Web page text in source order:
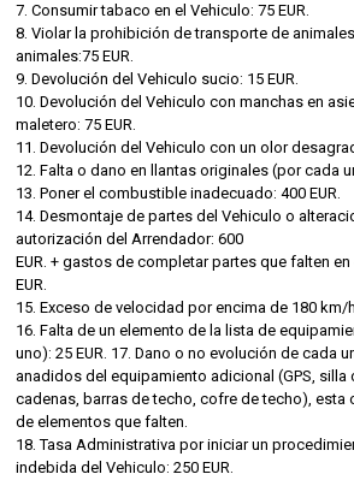
7. Consumir tabaco en el Vehiculo: 75 EUR.
8. Violar la prohibición de transporte de
animales:75 EUR.
9. Devolución del Vehiculo sucio: 15 EUR.
10. Devolución del Vehiculo con manchas en
maletero: 75 EUR.
11. Devolución del Vehiculo con un olor
12. Falta o dano en llantas originales (por cada
13. Poner el combustible inadecuado: 400 EUR.
14. Desmontaje de partes del Vehiculo o
autorización del Arrendador: 600
EUR. + gastos de completar partes que falten
EUR.
15. Exceso de velocidad por encima de 180 km/
16. Falta de un elemento de la lista de
uno): 25 EUR. 17. Dano o no evolución de cada
anadidos del equipamiento adicional (GPS, silla
cadenas, barras de techo, cofre de techo),
de elementos que falten.
18. Tasa Administrativa por iniciar un
indebida del Vehiculo: 250 EUR.